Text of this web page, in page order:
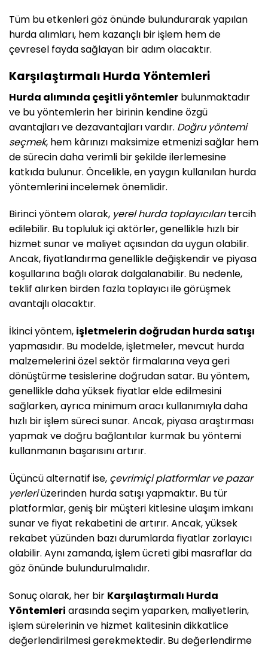
Tüm bu etkenleri göz önünde bulundurarak yapılan
hurda alımları, hem kazançlı bir işlem hem de
çevresel fayda sağlayan bir adım olacaktır.
Karşılaştırmalı Hurda Yöntemleri
Hurda alımında çeşitli yöntemler bulunmaktadır
ve bu yöntemlerin her birinin kendine özgü
avantajları ve dezavantajları vardır. Doğru yöntemi
seçmek, hem kârınızı maksimize etmenizi sağlar hem
de sürecin daha verimli bir şekilde ilerlemesine
katkıda bulunur. Öncelikle, en yaygın kullanılan hurda
yöntemlerini incelemek önemlidir.
Birinci yöntem olarak, yerel hurda toplayıcılarıtercih
edilebilir. Bu topluluk içi aktörler, genellikle hızlı bir
hizmet sunar ve maliyet açısından da uygun olabilir.
Ancak, fiyatlandırma genellikle değişkendir ve piyasa
koşullarına bağlı olarak dalgalanabilir. Bu nedenle,
teklif alırken birden fazla toplayıcı ile görüşmek
avantajlı olacaktır.
İkinci yöntem, işletmelerin doğrudan hurda satışı
yapmasıdır. Bu modelde, işletmeler, mevcut hurda
malzemelerini özel sektör firmalarına veya geri
dönüştürme tesislerine doğrudan satar. Bu yöntem,
genellikle daha yüksek fiyatlar elde edilmesini
sağlarken, ayrıca minimum aracı kullanımıyla daha
hızlı bir işlem süreci sunar. Ancak, piyasa araştırması
yapmak ve doğru bağlantılar kurmak bu yöntemi
kullanmanın başarısını artırır.
Üçüncü alternatif ise, çevrimiçi platformlar ve pazar
yerleriüzerinden hurda satışı yapmaktır. Bu tür
platformlar, geniş bir müşteri kitlesine ulaşım imkanı
sunar ve fiyat rekabetini de artırır. Ancak, yüksek
rekabet yüzünden bazı durumlarda fiyatlar zorlayıcı
olabilir. Aynı zamanda, işlem ücreti gibi masraflar da
göz önünde bulundurulmalıdır.
Sonuç olarak, her bir Karşılaştırmalı Hurda
Yöntemleri arasında seçim yaparken, maliyetlerin,
işlem sürelerinin ve hizmet kalitesinin dikkatlice
değerlendirilmesi gerekmektedir. Bu değerlendirme